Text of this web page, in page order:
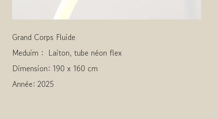
Grand Corps Fluide
Meduim : Laiton, tube néon flex
Dimension: 190 x 160 cm
Année: 2025